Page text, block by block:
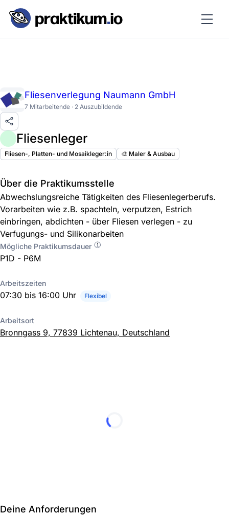
Fliesenverlegung Naumann GmbH
7 Mitarbeitende · 2 Auszubildende
Fliesenleger
Fliesen-, Platten- und Mosaikleger:in 🎨 Maler & Ausbau
Über die Praktikumsstelle
Abwechslungsreiche Tätigkeiten des Fliesenlegerberufs.
Vorarbeiten wie z.B. spachteln, verputzen, Estrich
einbringen, abdichten - über Fliesen verlegen - zu
Verfugungs- und Silikonarbeiten
Mögliche Praktikumsdauer
P1D - P6M
Arbeitszeiten
07:30 bis 16:00 Uhr Flexibel
Arbeitsort
Bronngass 9, 77839 Lichtenau, Deutschland
Deine Anforderungen